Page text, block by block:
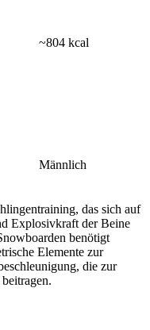
~804 kcal
Männlich
das sich auf
Explosivkraft der Beine
benötigt
Elemente zur
die zur